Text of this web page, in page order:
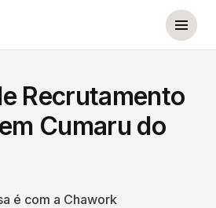
Recrutamento
Cumaru do
é com a Chawork